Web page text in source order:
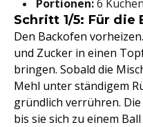
Portionen:6
Schritt 1/5: Für die
Den Backofen
und Zucker in einen
bringen. Sobald die
Mehl unter ständigem
gründlich verrühren.
bis sie sich zu einem